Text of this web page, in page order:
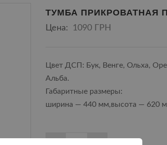
ТУМБА ПРИКРОВАТНАЯ
Цена: 1090 ГРН
Цвет ДСП: Бук, Венге, Ольха,
Альба.
Габаритные размеры:
ширина — 440 мм,высота — 620